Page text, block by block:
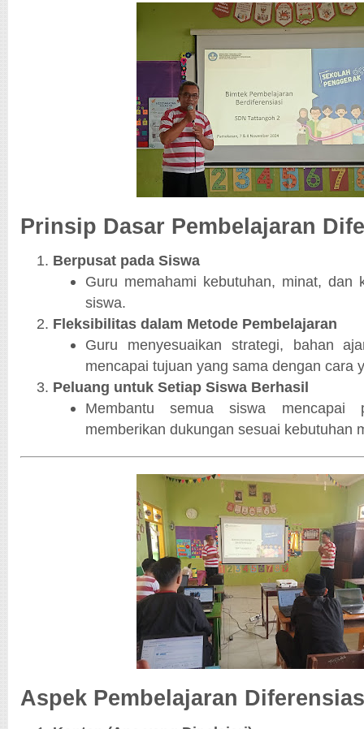
Prinsip Dasar Pembelajaran
Berpusat pada Siswa
Guru memahami kebutuhan, minat, dan
siswa.
Fleksibilitas dalam Metode Pembelajaran
Guru menyesuaikan strategi, bahan
mencapai tujuan yang sama dengan cara
Peluang untuk Setiap Siswa Berhasil
Membantu semua siswa mencapai
memberikan dukungan sesuai kebutuhan
Aspek Pembelajaran